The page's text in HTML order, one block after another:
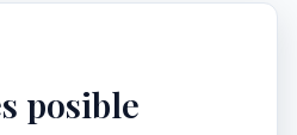
posible